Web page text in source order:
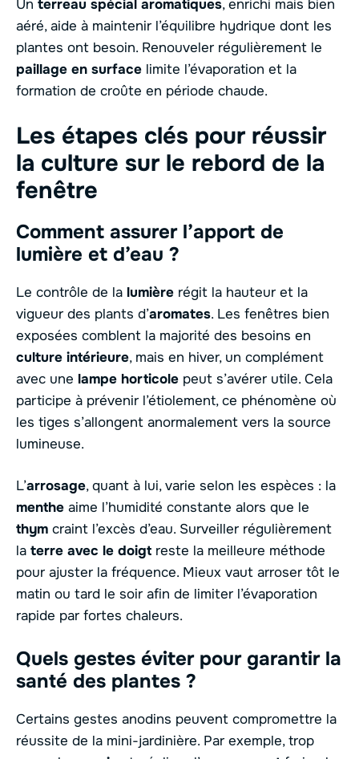
Un terreau spécial aromatiques, enrichi mais bien
aéré, aide à maintenir l’équilibre hydrique dont les
plantes ont besoin. Renouveler régulièrement le
paillage en surface limite l’évaporation et la
formation de croûte en période chaude.
Les étapes clés pour réussir
la culture sur le rebord de la
fenêtre
Comment assurer l’apport de
lumière et d’eau ?
Le contrôle de la lumière régit la hauteur et la
vigueur des plants d’aromates. Les fenêtres bien
exposées comblent la majorité des besoins en
culture intérieure, mais en hiver, un complément
avec une lampe horticole peut s’avérer utile. Cela
participe à prévenir l’étiolement, ce phénomène où
les tiges s’allongent anormalement vers la source
lumineuse.
L’arrosage, quant à lui, varie selon les espèces : la
menthe aime l’humidité constante alors que le
thym craint l’excès d’eau. Surveiller régulièrement
la terre avec le doigt reste la meilleure méthode
pour ajuster la fréquence. Mieux vaut arroser tôt le
matin ou tard le soir afin de limiter l’évaporation
rapide par fortes chaleurs.
Quels gestes éviter pour garantir la
santé des plantes ?
Certains gestes anodins peuvent compromettre la
réussite de la mini-jardinière. Par exemple, trop